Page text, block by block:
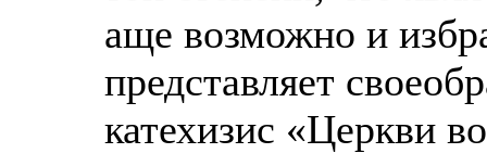
аще возможно и
представляет
катехизис «Церкви